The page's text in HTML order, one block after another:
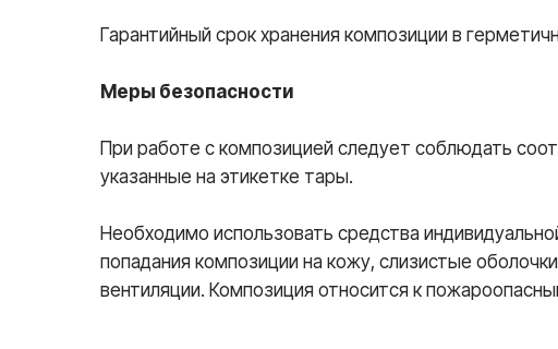
Гарантийный срок хранения композиции в
Меры безопасности
При работе с композицией следует соблюдать
указанные на этикетке тары.
Необходимо использовать средства
попадания композиции на кожу, слизистые
вентиляции. Композиция относится к